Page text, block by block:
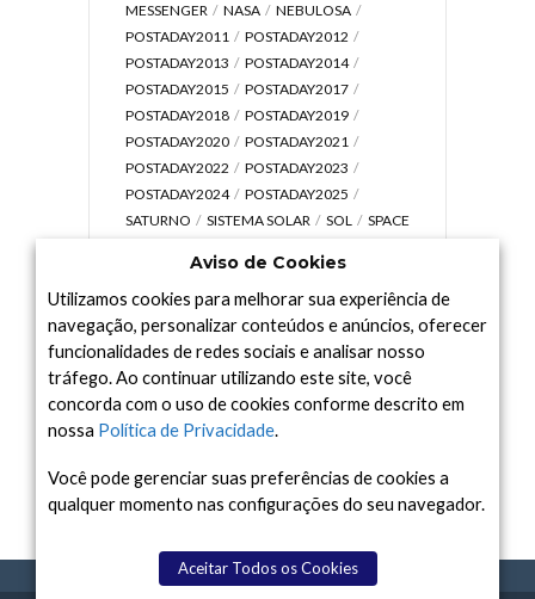
MESSENGER
NASA
NEBULOSA
POSTADAY2011
POSTADAY2012
POSTADAY2013
POSTADAY2014
POSTADAY2015
POSTADAY2017
POSTADAY2018
POSTADAY2019
POSTADAY2020
POSTADAY2021
POSTADAY2022
POSTADAY2023
POSTADAY2024
POSTADAY2025
SATURNO
SISTEMA SOLAR SOL
SPACE
UNIVERSO
VÍDEO
Arquivo
Arquivo
Aviso de Cookies
Utilizamos cookies para melhorar sua experiência de
navegação, personalizar conteúdos e anúncios, oferecer
funcionalidades de redes sociais e analisar nosso
tráfego. Ao continuar utilizando este site, você
concorda com o uso de cookies conforme descrito em
nossa Política de Privacidade.
Você pode gerenciar suas preferências de cookies a
qualquer momento nas configurações do seu navegador.
Aceitar Todos os Cookies